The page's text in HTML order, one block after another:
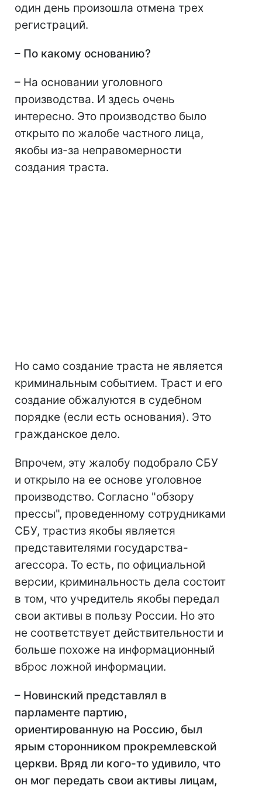
один день произошла отмена трех
регистраций.
– По какому основанию?
– На основании уголовного
производства. И здесь очень
интересно. Это производство было
открыто по жалобе частного лица,
якобы из-за неправомерности
создания траста.
Но само создание траста не является
криминальным событием. Траст и его
создание обжалуются в судебном
порядке (если есть основания). Это
гражданское дело.
Впрочем, эту жалобу подобрало СБУ
и открыло на ее основе уголовное
производство. Согласно "обзору
прессы", проведенному сотрудниками
СБУ, трастиз якобы является
представителями государства-
агессора. То есть, по официальной
версии, криминальность дела состоит
в том, что учредитель якобы передал
свои активы в пользу России. Но это
не соответствует действительности и
больше похоже на информационный
вброс ложной информации.
– Новинский представлял в
парламенте партию,
ориентированную на Россию, был
ярым сторонником прокремлевской
церкви. Вряд ли кого-то удивило, что
он мог передать свои активы лицам,